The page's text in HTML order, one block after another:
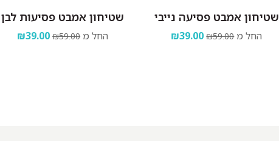
שטיחון אמבט פסיעה נייבי
החל מ ₪59.00
₪39.00
שטיחון אמבט פסיעות לבן
החל מ ₪59.00
₪39.00